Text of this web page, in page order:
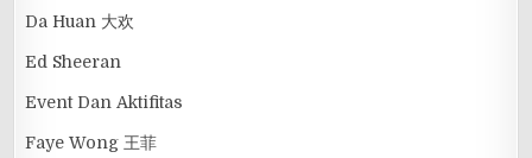
Da Huan 大欢
Ed Sheeran
Event Dan Aktifitas
Faye Wong 王菲